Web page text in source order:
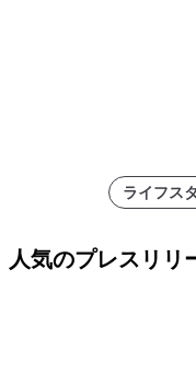
ライフス
人気のプレスリリ